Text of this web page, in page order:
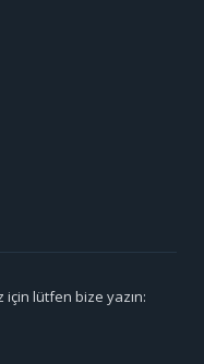
için lütfen bize yazın: